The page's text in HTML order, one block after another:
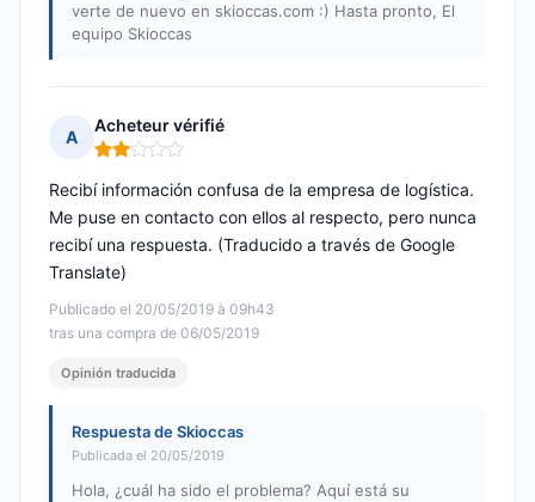
verte de nuevo en skioccas.com :) Hasta pronto, El
equipo Skioccas
A
Acheteur vérifié
Nota: 2 de 5
Publicado el 20/05/2019 à 09h43
tras una compra de 06/05/2019
Recibí información confusa de la empresa de logística.
Me puse en contacto con ellos al respecto, pero nunca
recibí una respuesta. (Traducido a través de Google
Translate)
Opinión traducida
Respuesta de Skioccas
Publicada el 20/05/2019
Hola, ¿cuál ha sido el problema? Aquí está su